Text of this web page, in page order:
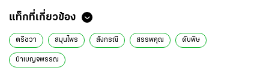
แท็กที่เกี่ยวข้อง
ตรีชวา สมุนไพร สังกรณี สรรพคุณ ดับพิษ
ป่าเบญจพรรณ